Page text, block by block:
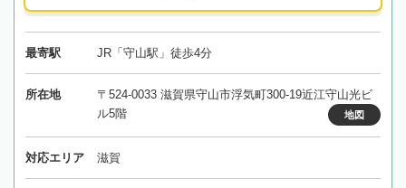
最寄駅 JR「守山駅」徒歩4分
所在地
〒524-0033 滋賀県守山市浮気町300-19近江守山光ビ
ル5階
地図
対応エリア 滋賀